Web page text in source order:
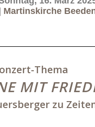
Martinskirche
Thema
MIT
zu